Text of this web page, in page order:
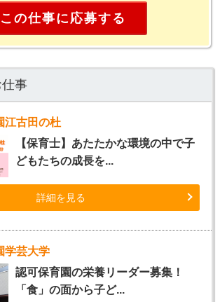
この仕事に応募する
事
江古田の杜
【保育士】あたたかな環境の中で子
どもたちの成長を...
詳細を見る
学芸大学
認可保育園の栄養リーダー募集！
「食」の面から子ど...